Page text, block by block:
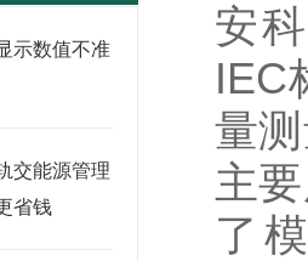
示数值不准
交能源管理
省钱
安
IEC
量
主
了